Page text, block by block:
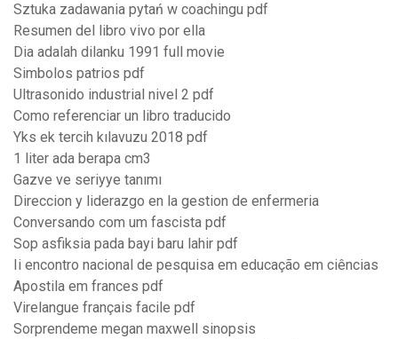
Sztuka zadawania pytań w coachingu pdf
Resumen del libro vivo por ella
Dia adalah dilanku 1991 full movie
Simbolos patrios pdf
Ultrasonido industrial nivel 2 pdf
Como referenciar un libro traducido
Yks ek tercih kılavuzu 2018 pdf
1 liter ada berapa cm3
Gazve ve seriyye tanımı
Direccion y liderazgo en la gestion de enfermeria
Conversando com um fascista pdf
Sop asfiksia pada bayi baru lahir pdf
Ii encontro nacional de pesquisa em educação em ciências
Apostila em frances pdf
Virelangue français facile pdf
Sorprendeme megan maxwell sinopsis